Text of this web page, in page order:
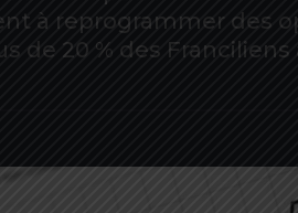
à reprogrammer des
de 20 % des Franciliens